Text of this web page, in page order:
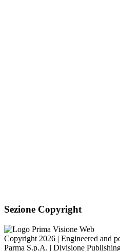
Sezione Copyright
Copyright 2026 | Engineered and
Parma S.p.A. | Divisione